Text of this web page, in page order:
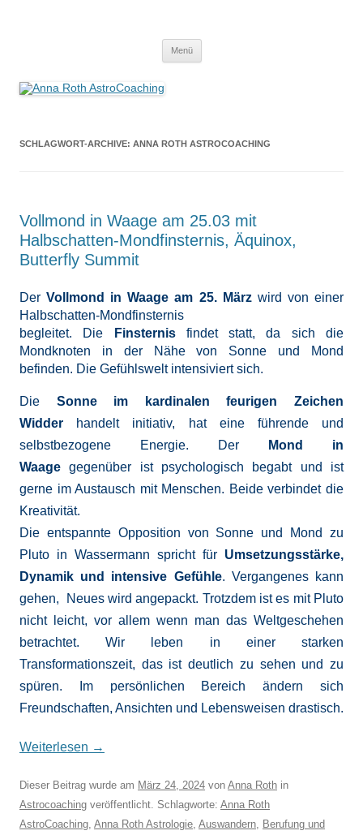
Menü
SCHLAGWORT-ARCHIVE: ANNA ROTH ASTROCOACHING
Vollmond in Waage am 25.03 mit
Halbschatten-Mondfinsternis, Äquinox,
Butterfly Summit
DerVollmond in Waage am 25. Märzwird von einer
Halbschatten-Mondfinsternis
begleitet. Die
Finsternisfindet statt, da sich die
Mondknoten in der Nähe von Sonne und Mond
befinden. Die Gefühlswelt intensiviert sich.
Die Sonne im kardinalen feurigen Zeichen
Widder handelt initiativ, hat eine führende und
selbstbezogene Energie. Der
Mond in
Waagegegenüber ist psychologisch begabt und ist
gerne im Austausch mit Menschen. Beide verbindet die
Kreativität.
Die entspannte Opposition von Sonne und Mond zu
Pluto in Wassermann spricht für Umsetzungsstärke,
Dynamik und intensive Gefühle. Vergangenes kann
gehen, Neues wird angepackt. Trotzdem ist es mit Pluto
nicht leicht, vor allem wenn man das Weltgeschehen
betrachtet. Wir leben in einer starken
Transformationszeit, das ist deutlich zu sehen und zu
spüren. Im persönlichen Bereich ändern sich
Freundschaften, Ansichten und Lebensweisen drastisch.
Weiterlesen →
Dieser Beitrag wurde am März 24, 2024 von Anna Roth in
Astrocoaching veröffentlicht. Schlagworte: Anna Roth
AstroCoaching, Anna Roth Astrologie, Auswandern, Berufung und